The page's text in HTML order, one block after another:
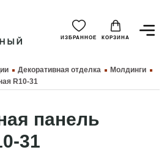
ИЗБРАННОЕ КОРЗИНА
Декоративная отделка
Молдинги
R10-31
панель
31